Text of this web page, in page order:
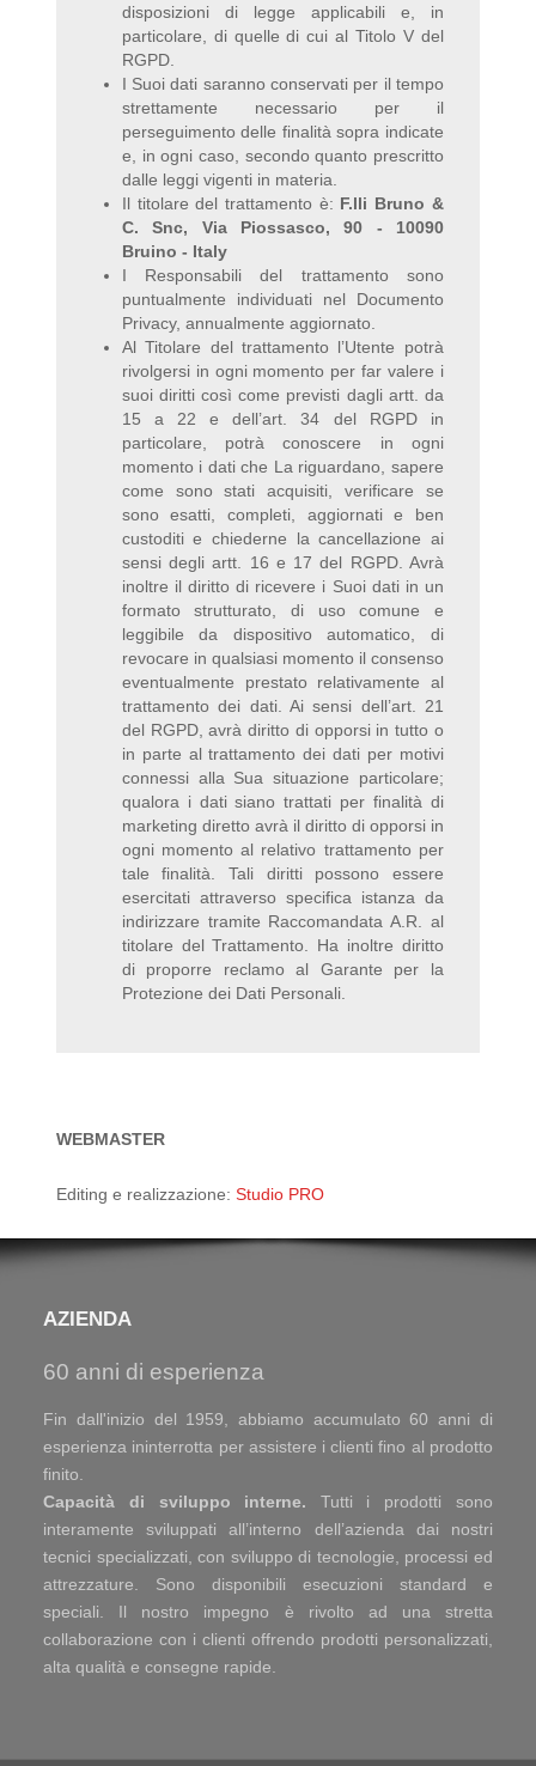
disposizioni di legge applicabili e, in
particolare, di quelle di cui al Titolo V del
RGPD.
I Suoi dati saranno conservati per il tempo
strettamente necessario per il
perseguimento delle finalità sopra indicate
e, in ogni caso, secondo quanto prescritto
dalle leggi vigenti in materia.
Il titolare del trattamento è: F.lli Bruno &
C. Snc, Via Piossasco, 90 - 10090
Bruino - Italy
I Responsabili del trattamento sono
puntualmente individuati nel Documento
Privacy, annualmente aggiornato.
Al Titolare del trattamento l’Utente potrà
rivolgersi in ogni momento per far valere i
suoi diritti così come previsti dagli artt. da
15 a 22 e dell’art. 34 del RGPD in
particolare, potrà conoscere in ogni
momento i dati che La riguardano, sapere
come sono stati acquisiti, verificare se
sono esatti, completi, aggiornati e ben
custoditi e chiederne la cancellazione ai
sensi degli artt. 16 e 17 del RGPD. Avrà
inoltre il diritto di ricevere i Suoi dati in un
formato strutturato, di uso comune e
leggibile da dispositivo automatico, di
revocare in qualsiasi momento il consenso
eventualmente prestato relativamente al
trattamento dei dati. Ai sensi dell’art. 21
del RGPD, avrà diritto di opporsi in tutto o
in parte al trattamento dei dati per motivi
connessi alla Sua situazione particolare;
qualora i dati siano trattati per finalità di
marketing diretto avrà il diritto di opporsi in
ogni momento al relativo trattamento per
tale finalità. Tali diritti possono essere
esercitati attraverso specifica istanza da
indirizzare tramite Raccomandata A.R. al
titolare del Trattamento. Ha inoltre diritto
di proporre reclamo al Garante per la
Protezione dei Dati Personali.
WEBMASTER
Editing e realizzazione: Studio PRO
AZIENDA
60 anni di esperienza
Fin dall'inizio del 1959, abbiamo accumulato 60 anni di
esperienza ininterrotta per assistere i clienti fino al prodotto
finito.
Capacità di sviluppo interne. Tutti i prodotti sono
interamente sviluppati all’interno dell’azienda dai nostri
tecnici specializzati, con sviluppo di tecnologie, processi ed
attrezzature. Sono disponibili esecuzioni standard e
speciali. Il nostro impegno è rivolto ad una stretta
collaborazione con i clienti offrendo prodotti personalizzati,
alta qualità e consegne rapide.